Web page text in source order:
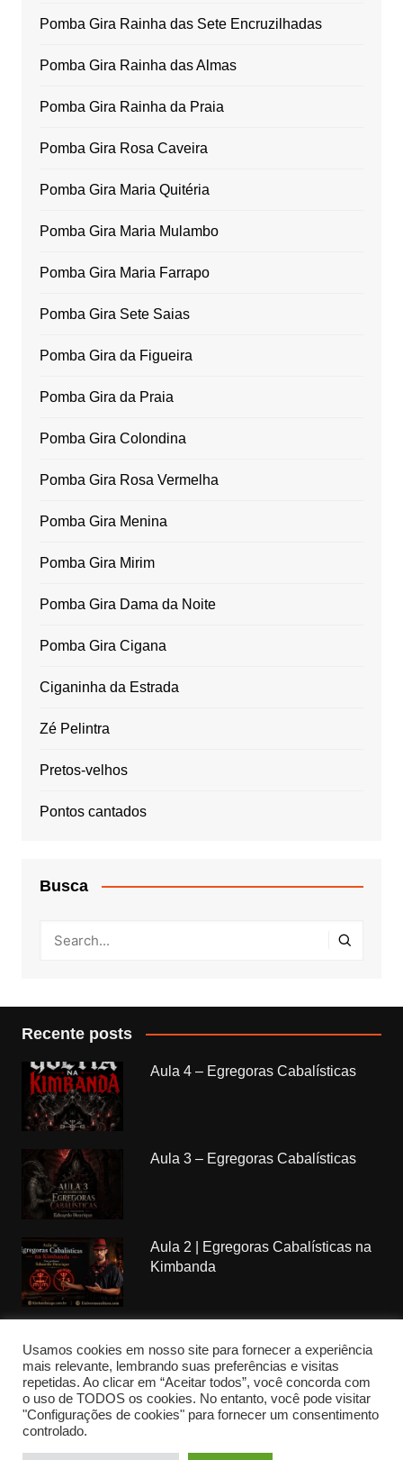
Pomba Gira Rainha das Sete Encruzilhadas
Pomba Gira Rainha das Almas
Pomba Gira Rainha da Praia
Pomba Gira Rosa Caveira
Pomba Gira Maria Quitéria
Pomba Gira Maria Mulambo
Pomba Gira Maria Farrapo
Pomba Gira Sete Saias
Pomba Gira da Figueira
Pomba Gira da Praia
Pomba Gira Colondina
Pomba Gira Rosa Vermelha
Pomba Gira Menina
Pomba Gira Mirim
Pomba Gira Dama da Noite
Pomba Gira Cigana
Ciganinha da Estrada
Zé Pelintra
Pretos-velhos
Pontos cantados
Busca
Recente posts
Aula 4 – Egregoras Cabalísticas
Aula 3 – Egregoras Cabalísticas
Aula 2 | Egregoras Cabalísticas na
Kimbanda
Copyrights Kimbanda Nagô © 2018. All rights reserved.
Federação CCBA porCCBA
Início Minha Conta Emissão de certificado
Usamos cookies em nosso site para fornecer a experiência
mais relevante, lembrando suas preferências e visitas
repetidas. Ao clicar em “Aceitar todos”, você concorda com
o uso de TODOS os cookies. No entanto, você pode visitar
"Configurações de cookies" para fornecer um consentimento
controlado.